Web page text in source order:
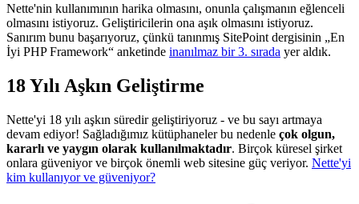
Nette'nin kullanımının harika olmasını, onunla çalışmanın eğlenceli
olmasını istiyoruz. Geliştiricilerin ona aşık olmasını istiyoruz.
Sanırım bunu başarıyoruz, çünkü tanınmış SitePoint dergisinin „En
İyi PHP Framework“ anketinde inanılmaz bir 3. sırada yer aldık.
18 Yılı Aşkın Geliştirme
Nette'yi 18 yılı aşkın süredir geliştiriyoruz - ve bu sayı artmaya
devam ediyor! Sağladığımız kütüphaneler bu nedenle çok olgun,
kararlı ve yaygın olarak kullanılmaktadır. Birçok küresel şirket
onlara güveniyor ve birçok önemli web sitesine güç veriyor. Nette'yi
kim kullanıyor ve güveniyor?